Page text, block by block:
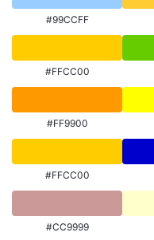
#99CCFF
#FFCC00
#FF9900
#FFCC00
#CC9999